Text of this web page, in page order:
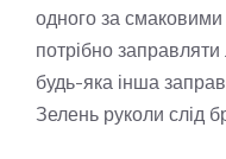
одного за
потрібно
будь-яка інша
Зелень руколи слід